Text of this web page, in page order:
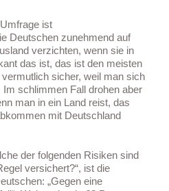
ist
Deutschen zunehmend auf
verzichten, wenn sie in
das ist, das ist den meisten
sicher, weil man sich
schlimmen Fall drohen aber
man in ein Land reist, das
mit Deutschland
der folgenden Risiken sind
versichert?“, ist die
„Gegen eine